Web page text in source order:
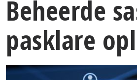
Beheerde
pasklare